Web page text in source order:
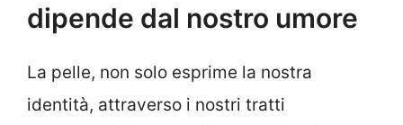
dipende dal nostro umore
La pelle, non solo esprime la nostra
identità, attraverso i nostri tratti